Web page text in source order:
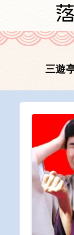
三遊